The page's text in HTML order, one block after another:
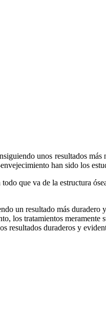
unos resultados más
han sido los
que va de la estructura
un resultado más
los tratamientos
resultados duraderos y